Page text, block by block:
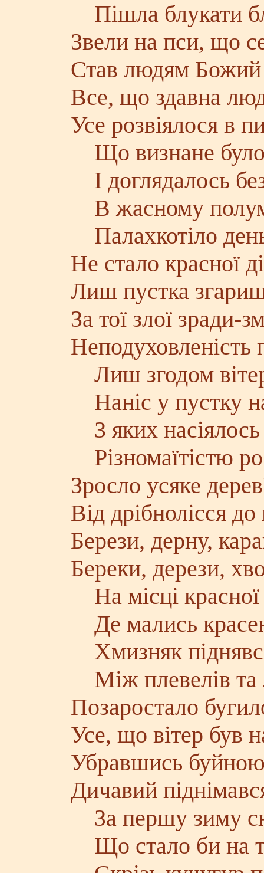
Пішла блукати
Звели на пси, що
Став людям Божий
Все, що здавна
Усе розвіялося в
Що визнане було
І доглядалось
В жасному
Палахкотіло
Не стало красної
Лиш пустка
За тої злої зради-
Лиш згодом
Наніс у пустку
З яких
Різномаїтістю
Зросло усяке
Від дрібнолісся
Берези, дерну,
Береки, дерези,
На місці красної
Де мались
Хмизняк
Між плевелів та
Позаростало
Усе, що вітер був
Убравшись
Дичавий
За першу зиму
Що стало би на